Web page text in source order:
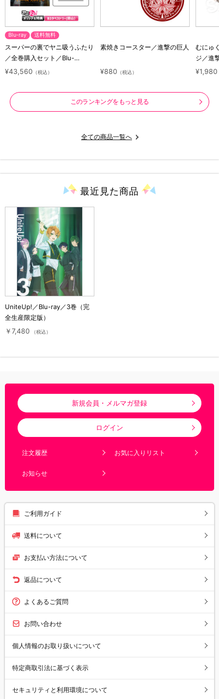
Blu-ray 送料無料
スーパーの裏でヤニ吸うふたり
／全巻購入セット／Blu-
ray（アニまるっ！オリジナル
¥43,560 （税込）
素焼きコースター／進撃の巨人
¥880 （税込）
むにゅ
ジ／進
ラクタ
¥1,980
このランキングをもっと見る
全ての商品一覧へ
最近見た商品
UniteUp!／Blu-ray／3巻（完
全生産限定版）
￥7,480 （税込）
新規会員・メルマガ登録
ログイン
注文履歴 お気に入りリスト
お知らせ
ご利用ガイド
送料について
お支払い方法について
返品について
よくあるご質問
お問い合わせ
個人情報のお取り扱いについて
特定商取引法に基づく表示
セキュリティと利用環境について